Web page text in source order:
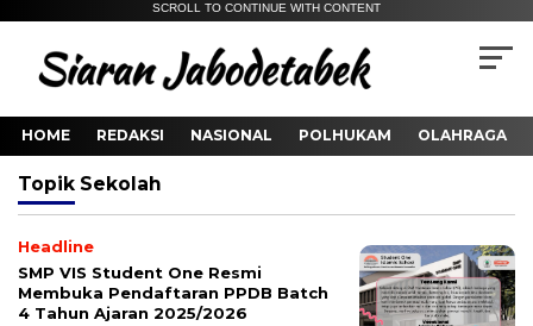
SCROLL TO CONTINUE WITH CONTENT
HOME REDAKSI NASIONAL POLHUKAM OLAHRAGA
Topik Sekolah
Headline
SMP VIS Student One Resmi
Membuka Pendaftaran PPDB Batch
4 Tahun Ajaran 2025/2026